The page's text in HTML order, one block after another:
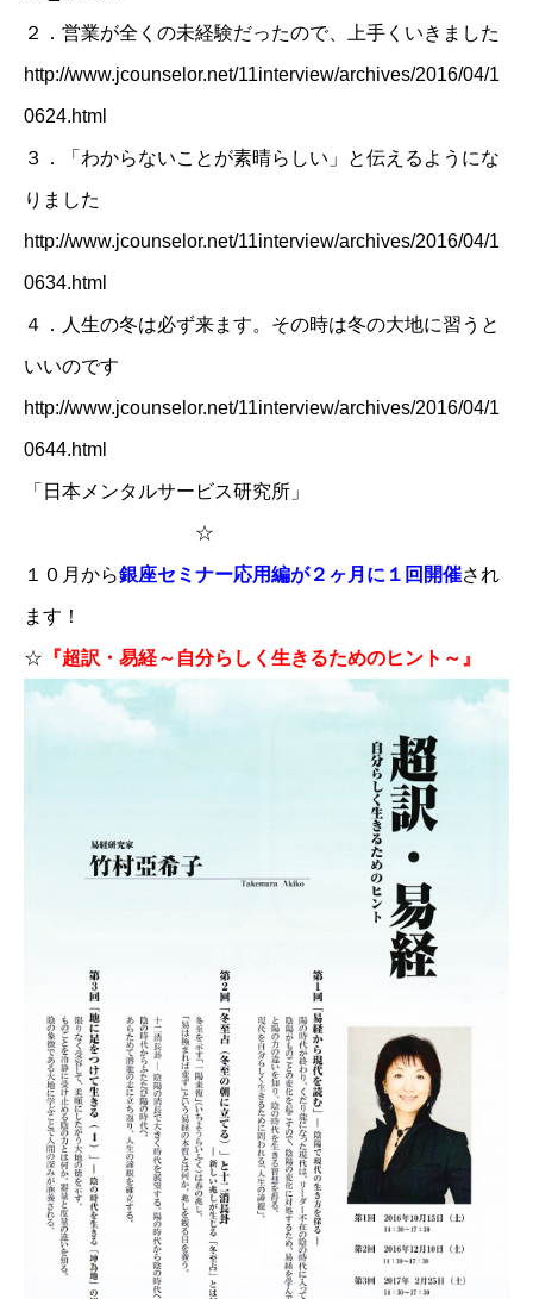
２． 営業が全くの未経験だったので、上手くいきました
http://www.jcounselor.net/11interview/archives/2016/04/1
0624.html
３． 「わからないことが素晴らしい」と伝えるようにな
りました
http://www.jcounselor.net/11interview/archives/2016/04/1
0634.html
４． 人生の冬は必ず来ます。その時は冬の大地に習うと
いいのです
http://www.jcounselor.net/11interview/archives/2016/04/1
0644.html
「日本メンタルサービス研究所」
☆
１０月から銀座セミナー応用編が２ヶ月に１回開催され
ます！
☆ 『超訳・易経～自分らしく生きるためのヒント～』